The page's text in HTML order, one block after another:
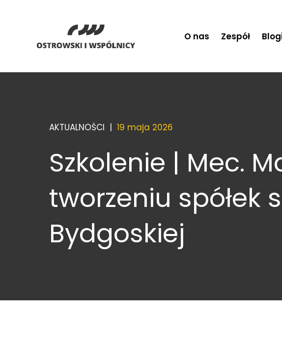
O nas Zespół
AKTUALNOŚCI | 19 maja 2026
Szkolenie | Mec.
tworzeniu spółek
Bydgoskiej